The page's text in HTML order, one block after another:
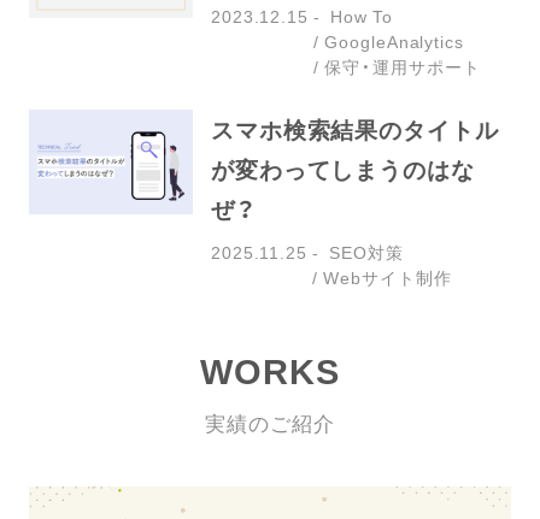
2023.12.15
How To
GoogleAnalytics
保守・運用サポート
スマホ検索結果のタイトル
が変わってしまうのはな
ぜ？
2025.11.25
SEO対策
Webサイト制作
WORKS
実績のご紹介